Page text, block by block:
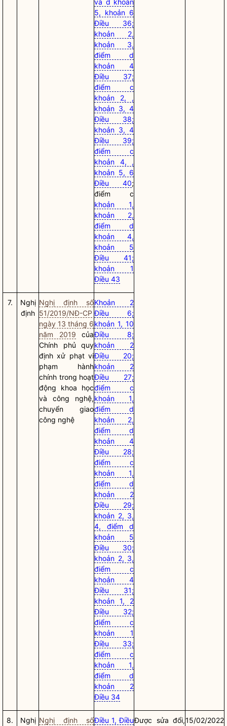
và d khoản
5, khoản 6
Điều 36;
khoản 2,
khoản 3,
điểm d
khoản 4
Điều 37;
điểm c
khoản 2, ,
khoản 3, 4
Điều 38;
khoản 3, 4
Điều 39;
điểm c
khoản 4, ,
khoản 5, 6
Điều 40;
điểm c
khoản 1,
khoản 2,
điểm d
khoản 4,
khoản 5
Điều 41;
khoản 1
Điều 43
7.
Nghị
định
Nghị định số
51/2019/NĐ-CP
ngày 13 tháng 6
năm 2019 của
Chính phủ quy
định xử phạt vi
phạm hành
chính trong hoạt
động khoa học
và công nghệ,
chuyển giao
công nghệ
Khoản 2
Điều 6;
khoản 1, 10
Điều 8;
khoản 2
Điều 20;
khoản 2
Điều 27;
điểm c
khoản 1,
điểm d
khoản 2,
điểm d
khoản 4
Điều 28;
điểm c
khoản 1,
điểm d
khoản 2
Điều 29;
khoản 2, 3,
4, điểm d
khoản 5
Điều 30;
khoản 2, 3,
điểm c
khoản 4
Điều 31;
khoản 1, 2
Điều 32;
điểm c
khoản 1
Điều 33;
điểm c
khoản 1,
điểm d
khoản 2
Điều 34
8.
Nghị Nghị định sốĐiều 1, ĐiềuĐược sửa đổi,15/02/2022